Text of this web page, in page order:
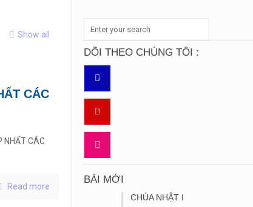
Show all
CÁC
NHẤT CÁC
Read more
DÕI THEO CHÚNG TÔI :
BÀI MỚI
CHÚA NHẬT I